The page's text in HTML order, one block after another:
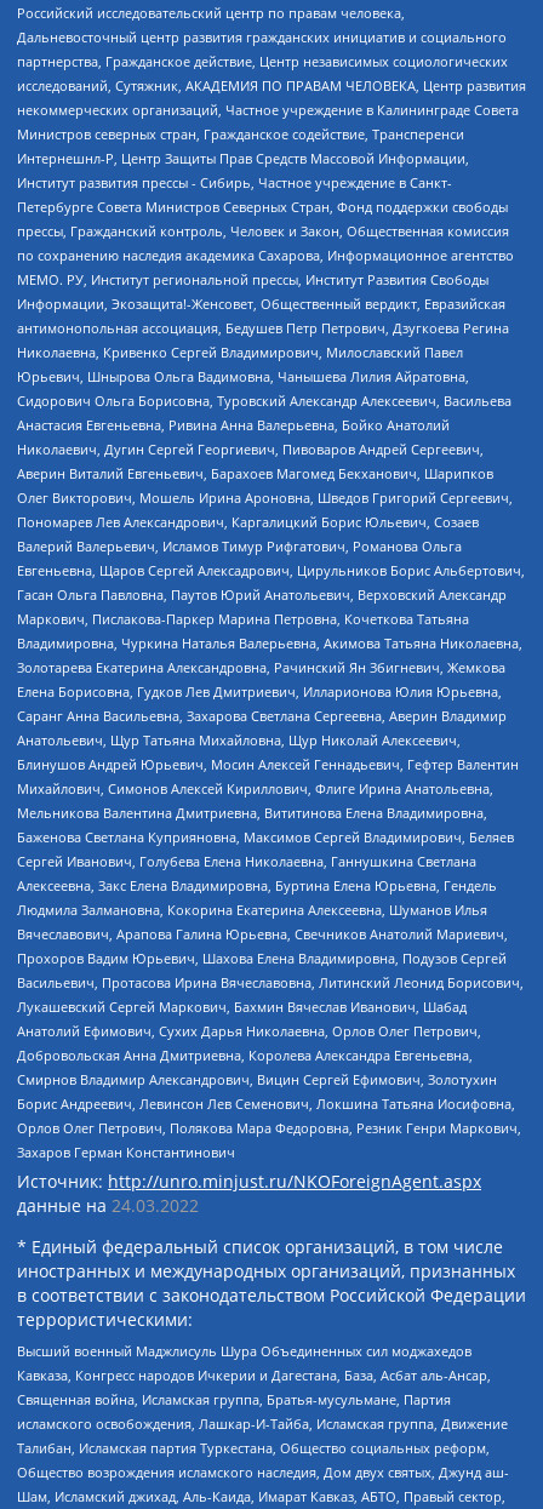
Российский исследовательский центр по правам человека,
Дальневосточный центр развития гражданских инициатив и социального
партнерства, Гражданское действие, Центр независимых социологических
исследований, Сутяжник, АКАДЕМИЯ ПО ПРАВАМ ЧЕЛОВЕКА, Центр развития
некоммерческих организаций, Частное учреждение в Калининграде Совета
Министров северных стран, Гражданское содействие, Трансперенси
Интернешнл-Р, Центр Защиты Прав Средств Массовой Информации,
Институт развития прессы - Сибирь, Частное учреждение в Санкт-
Петербурге Совета Министров Северных Стран, Фонд поддержки свободы
прессы, Гражданский контроль, Человек и Закон, Общественная комиссия
по сохранению наследия академика Сахарова, Информационное агентство
МЕМО. РУ, Институт региональной прессы, Институт Развития Свободы
Информации, Экозащита!-Женсовет, Общественный вердикт, Евразийская
антимонопольная ассоциация, Бедушев Петр Петрович, Дзугкоева Регина
Николаевна, Кривенко Сергей Владимирович, Милославский Павел
Юрьевич, Шнырова Ольга Вадимовна, Чанышева Лилия Айратовна,
Сидорович Ольга Борисовна, Туровский Александр Алексеевич, Васильева
Анастасия Евгеньевна, Ривина Анна Валерьевна, Бойко Анатолий
Николаевич, Дугин Сергей Георгиевич, Пивоваров Андрей Сергеевич,
Аверин Виталий Евгеньевич, Барахоев Магомед Бекханович, Шарипков
Олег Викторович, Мошель Ирина Ароновна, Шведов Григорий Сергеевич,
Пономарев Лев Александрович, Каргалицкий Борис Юльевич, Созаев
Валерий Валерьевич, Исламов Тимур Рифгатович, Романова Ольга
Евгеньевна, Щаров Сергей Алексадрович, Цирульников Борис Альбертович,
Гасан Ольга Павловна, Паутов Юрий Анатольевич, Верховский Александр
Маркович, Пислакова-Паркер Марина Петровна, Кочеткова Татьяна
Владимировна, Чуркина Наталья Валерьевна, Акимова Татьяна Николаевна,
Золотарева Екатерина Александровна, Рачинский Ян Збигневич, Жемкова
Елена Борисовна, Гудков Лев Дмитриевич, Илларионова Юлия Юрьевна,
Саранг Анна Васильевна, Захарова Светлана Сергеевна, Аверин Владимир
Анатольевич, Щур Татьяна Михайловна, Щур Николай Алексеевич,
Блинушов Андрей Юрьевич, Мосин Алексей Геннадьевич, Гефтер Валентин
Михайлович, Симонов Алексей Кириллович, Флиге Ирина Анатольевна,
Мельникова Валентина Дмитриевна, Вититинова Елена Владимировна,
Баженова Светлана Куприяновна, Максимов Сергей Владимирович, Беляев
Сергей Иванович, Голубева Елена Николаевна, Ганнушкина Светлана
Алексеевна, Закс Елена Владимировна, Буртина Елена Юрьевна, Гендель
Людмила Залмановна, Кокорина Екатерина Алексеевна, Шуманов Илья
Вячеславович, Арапова Галина Юрьевна, Свечников Анатолий Мариевич,
Прохоров Вадим Юрьевич, Шахова Елена Владимировна, Подузов Сергей
Васильевич, Протасова Ирина Вячеславовна, Литинский Леонид Борисович,
Лукашевский Сергей Маркович, Бахмин Вячеслав Иванович, Шабад
Анатолий Ефимович, Сухих Дарья Николаевна, Орлов Олег Петрович,
Добровольская Анна Дмитриевна, Королева Александра Евгеньевна,
Смирнов Владимир Александрович, Вицин Сергей Ефимович, Золотухин
Борис Андреевич, Левинсон Лев Семенович, Локшина Татьяна Иосифовна,
Орлов Олег Петрович, Полякова Мара Федоровна, Резник Генри Маркович,
Захаров Герман Константинович
Источник: http://unro.minjust.ru/NKOForeignAgent.aspx
данные на 24.03.2022
* Единый федеральный список организаций, в том числе
иностранных и международных организаций, признанных
в соответствии с законодательством Российской Федерации
террористическими:
Высший военный Маджлисуль Шура Объединенных сил моджахедов
Кавказа, Конгресс народов Ичкерии и Дагестана, База, Асбат аль-Ансар,
Священная война, Исламская группа, Братья-мусульмане, Партия
исламского освобождения, Лашкар-И-Тайба, Исламская группа, Движение
Талибан, Исламская партия Туркестана, Общество социальных реформ,
Общество возрождения исламского наследия, Дом двух святых, Джунд аш-
Шам, Исламский джихад, Аль-Каида, Имарат Кавказ, АБТО, Правый сектор,